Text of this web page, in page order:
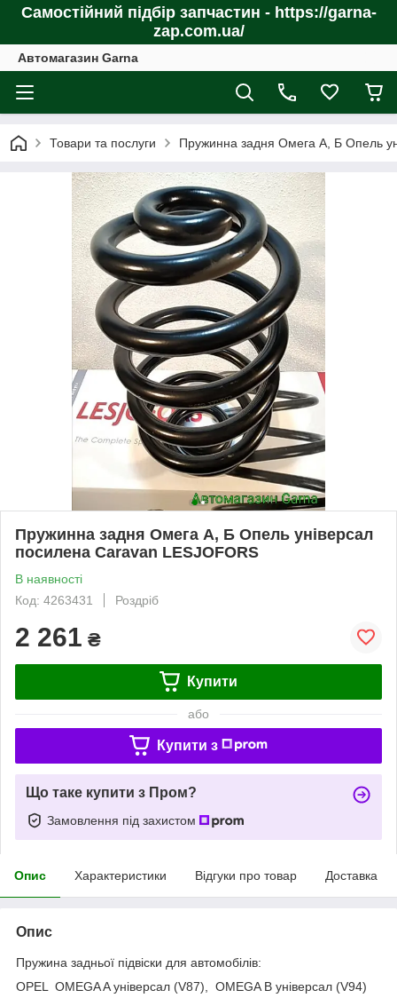
Самостійний підбір запчастин - https://garna-
zap.com.ua/
Автомагазин Garna
Товари та послуги Пружинна задня Омега А, Б Опель
Пружинна задня Омега А, Б Опель універсал
посилена Caravan LESJOFORS
В наявності
Код: 4263431
Роздріб
2 261 ₴
Купити
або
Купити з
Що таке купити з Пром?
Замовлення під захистом
Опис Характеристики Відгуки про товар Доставка
Опис
Пружина задньої підвіски для автомобілів:
OPEL OMEGA A універсал (V87), OMEGA B універсал (V94)